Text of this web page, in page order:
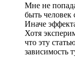
Мне не
быть человек
Иначе
Хотя
что эту
зависимость